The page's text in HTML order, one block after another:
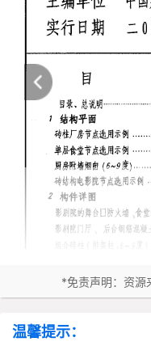
*免责声明：资源
温馨提示：